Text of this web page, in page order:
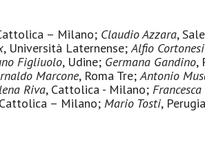
– Milano; Claudio Azzara,
, Università Laternense;Alfio Cortonesi
Figliuolo, Udine; Germana Gandino,
Marcone, Roma Tre;Antonio
Riva, Cattolica - Milano;
– Milano; Mario Tosti,